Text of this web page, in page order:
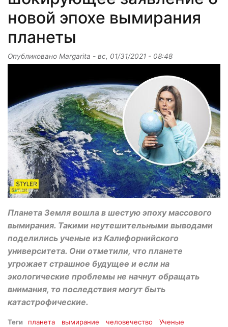
новой эпохе вымирания
планеты
Опубликовано Margarita - вс, 01/31/2021 - 08:48
Планета Земля вошла в шестую эпоху массового
вымирания. Такими неутешительными выводами
поделились ученые из Калифорнийского
университета. Они отметили, что планете
угрожает страшное будущее и если на
экологические проблемы не начнут обращать
внимания, то последствия могут быть
катастрофические.
Теги планета вымирание человечество Ученые